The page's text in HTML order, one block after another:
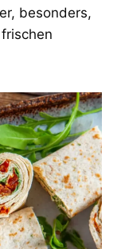
besonders,